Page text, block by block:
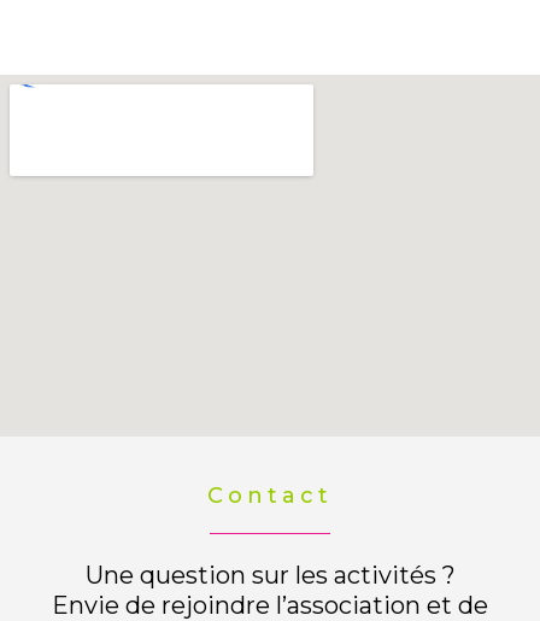
Contact
Une question sur les activités ?
Envie de rejoindre l’association et de